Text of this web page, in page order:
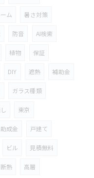
ム 暑さ対策
防音 AI検索
植物 保証
DIY 遮熱 補助金
ガラス種類
東京
助成金 戸建て
ビル 見積無料
断熱 高層